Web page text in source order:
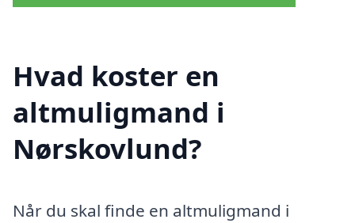
Hvad koster en
altmuligmand i
Nørskovlund?
Når du skal finde en altmuligmand i